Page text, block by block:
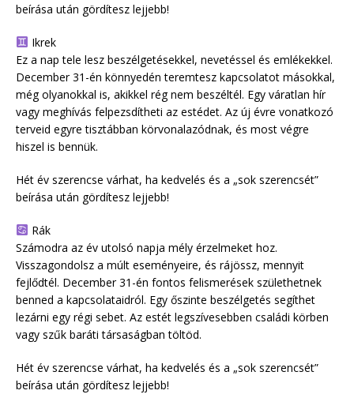
beírása után gördítesz lejjebb!
Ikrek
Ez a nap tele lesz beszélgetésekkel, nevetéssel és emlékekkel.
December 31-én könnyedén teremtesz kapcsolatot másokkal,
még olyanokkal is, akikkel rég nem beszéltél. Egy váratlan hír
vagy meghívás felpezsdítheti az estédet. Az új évre vonatkozó
terveid egyre tisztábban körvonalazódnak, és most végre
hiszel is bennük.
Hét év szerencse várhat, ha kedvelés és a „sok szerencsét”
beírása után gördítesz lejjebb!
Rák
Számodra az év utolsó napja mély érzelmeket hoz.
Visszagondolsz a múlt eseményeire, és rájössz, mennyit
fejlődtél. December 31-én fontos felismerések születhetnek
benned a kapcsolataidról. Egy őszinte beszélgetés segíthet
lezárni egy régi sebet. Az estét legszívesebben családi körben
vagy szűk baráti társaságban töltöd.
Hét év szerencse várhat, ha kedvelés és a „sok szerencsét”
beírása után gördítesz lejjebb!